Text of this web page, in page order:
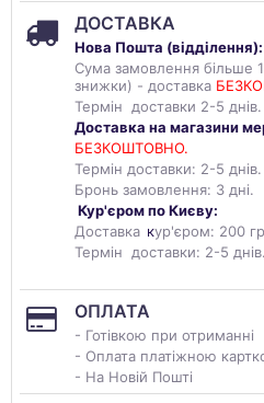
ДОСТАВКА
Нова Пошта (відділення):
Сума замовлення більше
знижки) - доставка
Термін доставки 2-5 днів.
Доставка на магазини
БЕЗКОШТОВНО.
Термін доставки: 2-5 днів.
Бронь замовлення: 3 дні.
Кур'єром по Києву:
Доставка кур'єром: 200
Термін доставки: 2-5 днів.
ОПЛАТА
- Готівкою при отриманні
- Оплата платіжною
- На Новій Пошті